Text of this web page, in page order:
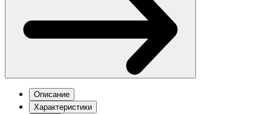
Описание
Характеристики